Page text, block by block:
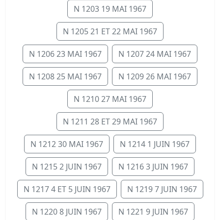
N 1203 19 MAI 1967
N 1205 21 ET 22 MAI 1967
N 1206 23 MAI 1967 N 1207 24 MAI 1967
N 1208 25 MAI 1967 N 1209 26 MAI 1967
N 1210 27 MAI 1967
N 1211 28 ET 29 MAI 1967
N 1212 30 MAI 1967 N 1214 1 JUIN 1967
N 1215 2 JUIN 1967 N 1216 3 JUIN 1967
N 1217 4 ET 5 JUIN 1967 N 1219 7 JUIN 1967
N 1220 8 JUIN 1967 N 1221 9 JUIN 1967